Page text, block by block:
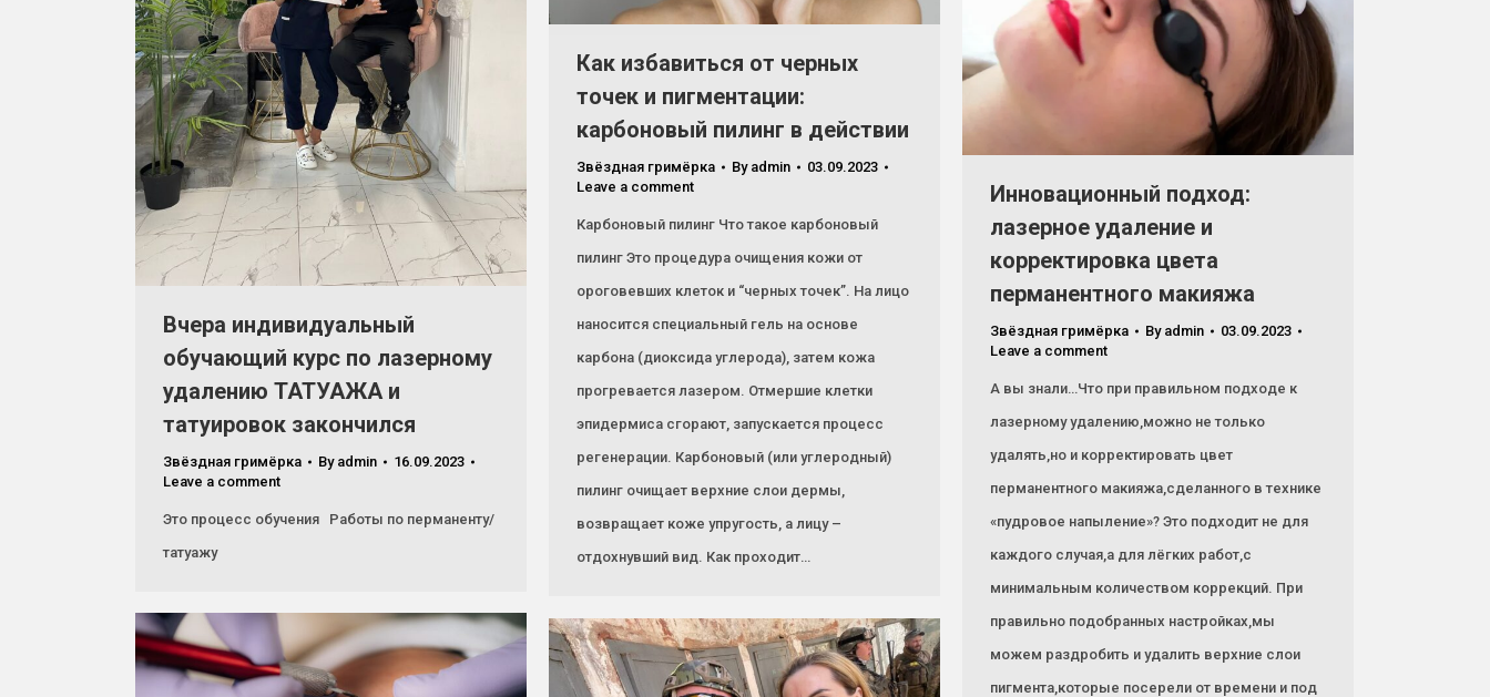
Вчера индивидуальный
обучающий курс по лазерному
удалению ТАТУАЖА и
татуировок закончился
Звёздная гримёрка By admin
16.09.2023
Leave a comment
Это процесс обучения Работы по перманенту/
татуажу
Как избавиться от черных
точек и пигментации:
карбоновый пилинг в действии
Звёздная гримёрка By admin
03.09.2023
Leave a comment
Карбоновый пилинг Что такое карбоновый
пилинг Это процедура очищения кожи от
ороговевших клеток и “черных точек”. На лицо
наносится специальный гель на основе
карбона (диоксида углерода), затем кожа
прогревается лазером. Отмершие клетки
эпидермиса сгорают, запускается процесс
регенерации. Карбоновый (или углеродный)
пилинг очищает верхние слои дермы,
возвращает коже упругость, а лицу –
отдохнувший вид. Как проходит…
Инновационный подход:
лазерное удаление и
корректировка цвета
перманентного макияжа
Звёздная гримёрка By admin
03.09.2023
Leave a comment
А вы знали…Что при правильном подходе к
лазерному удалению,можно не только
удалять,но и корректировать цвет
перманентного макияжа,сделанного в технике
«пудровое напыление»? Это подходит не для
каждого случая,а для лёгких работ,с
минимальным количеством коррекций. При
правильно подобранных настройках,мы
можем раздробить и удалить верхние слои
пигмента,которые посерели от времени и под